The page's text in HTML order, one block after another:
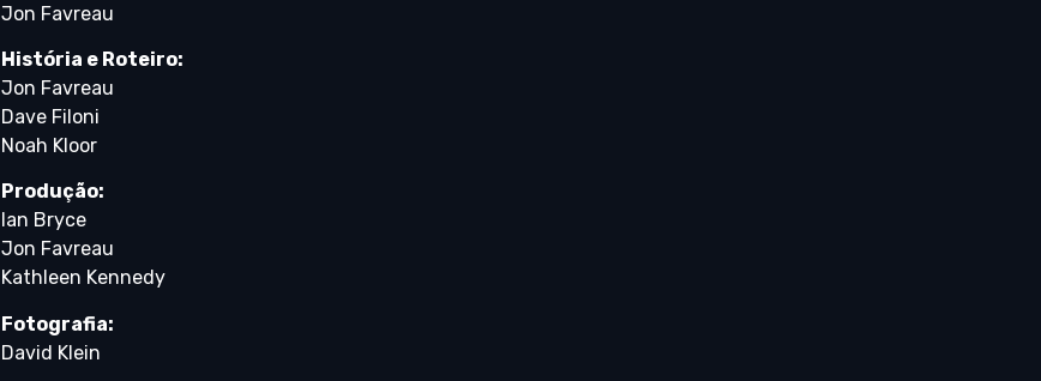
Jon Favreau
História e Roteiro:
Jon Favreau
Dave Filoni
Noah Kloor
Produção:
Ian Bryce
Jon Favreau
Kathleen Kennedy
Fotografia:
David Klein